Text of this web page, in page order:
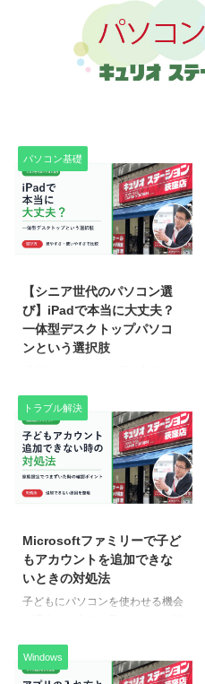
パソコン基礎
【シニア世代のパソコン選
び】iPadで本当に大丈夫？
一体型デスクトップパソコ
ンという選択肢
プパソコンという選択肢 スマー
トフォンやタブレットの普及によ
り、「パソコンはもう必要ないの
では？」と感じる方も増えてきま
した。特に高齢者の方が、家族か
らiPadを勧められて購入したもの
「何がどこにあるかわからない」
といった悩みを抱えるケースも少
なくありません。 実際、当教室
（キュリオステーション荻窪店）
でも、同じようなお悩みをもつ生
に「本当にiPadで十 ...
トラブル解決
Microsoftファミリーで子ど
もアカウントを追加できな
いときの対処法
子どもにパソコンを使わせる機会
セス。「夜遅くまで使ってしまっ
ているようで心配…」そんな声も
Windows